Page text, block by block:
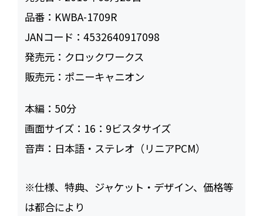
品番： KWBA-1709R
JANコード：4532640917098
発売元： クロックワークス
販売元： ポニーキャニオン
本編： 50
画面サイズ： 16：9ビスタサイズ
音声： 日本語・ステレオ（リニアPCM）
※仕様、特典、ジャケット・デザイン、価格等
は都合により